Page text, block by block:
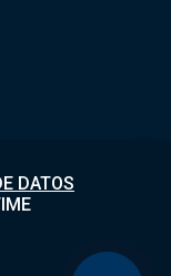
DATOS